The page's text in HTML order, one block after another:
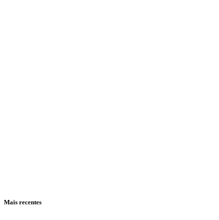
Mais recentes